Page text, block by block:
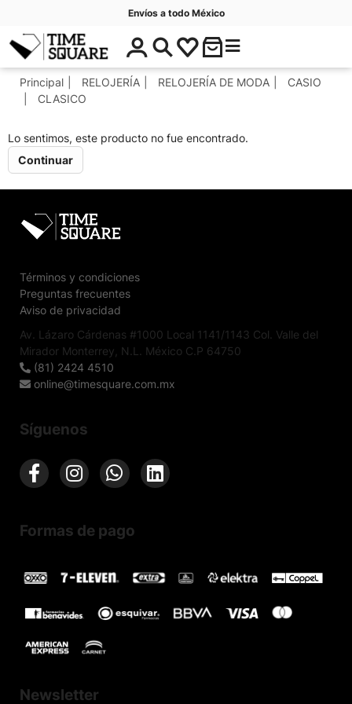
Envíos a todo México
Timesquare
$
0
.
C
t
r
s
Principal RELOJERÍA RELOJERÍA DE MODA
CASIO
CLASICO
Lo sentimos, este producto no fue encontrado.
Continuar
Términos y condiciones
Preguntas frecuentes
Aviso de privacidad
Av. Lázaro Cárdenas #1000 Local 1141/1143 Col. Valle del
Mirador Monterrey, N.L. México C.P 64750
(81) 2424 4510
online@timesquare.com.mx
Síguenos
Formas de pago
Newsletter